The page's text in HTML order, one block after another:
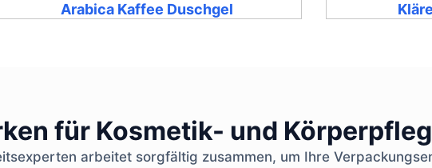
Arabica Kaffee Duschgel
für Kosmetik- und
arbeitet sorgfältig zusammen, um Ihre